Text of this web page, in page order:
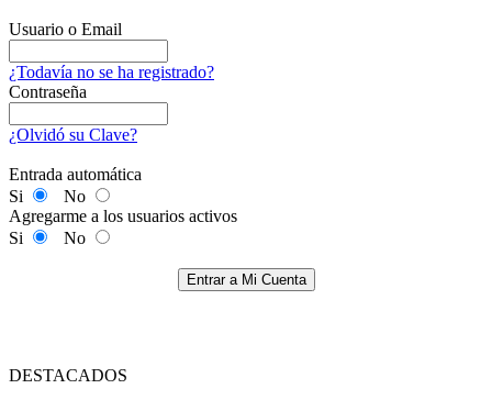
Usuario o Email
¿Todavía no se ha registrado?
Contraseña
¿Olvidó su Clave?
Entrada automática
Si
No
Agregarme a los usuarios activos
Si
No
Entrar a Mi Cuenta
DESTACADOS